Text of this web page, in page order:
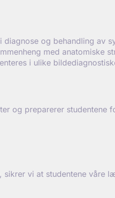
og behandling av
med anatomiske
i ulike
og preparerer studentene
vi at studentene våre